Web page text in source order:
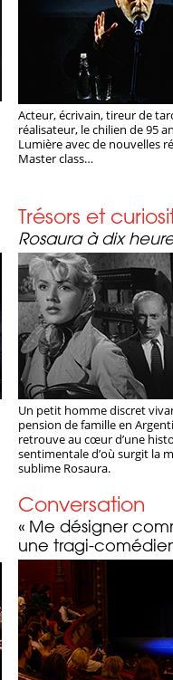
Acteur, écrivain, tireur de
réalisateur, le chilien de 95
Lumière avec de nouvelles
Master class…
Trésors et
Rosaura à dix
Un petit homme discret
pension de famille en
retrouve au cœur d’une
sentimentale d’où surgit la
sublime Rosaura.
Conversation
« Me désigner
une tragi-